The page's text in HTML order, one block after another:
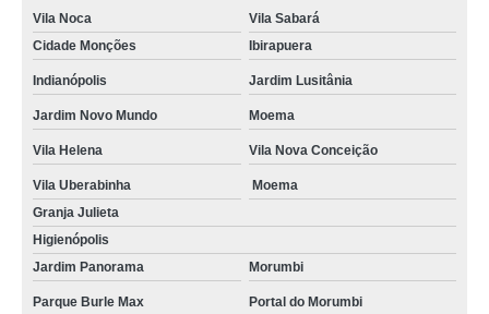
Vila Noca
Vila Sabará
Cidade Monções
Ibirapuera
Indianópolis Jardim Lusitânia
Jardim Novo Mundo Moema
Vila Helena Vila Nova Conceição
Vila Uberabinha
Moema
Granja Julieta
Higienópolis
Jardim Panorama
Morumbi
Parque Burle Max Portal do Morumbi